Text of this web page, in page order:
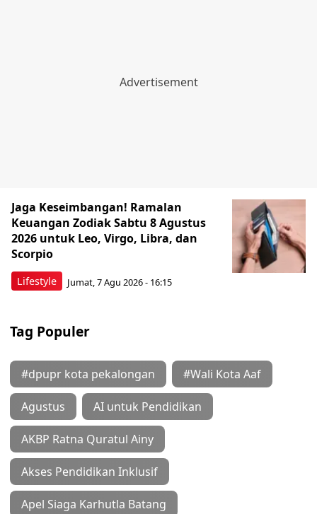
Lifestyle
Jaga Keseimbangan! Ramalan
Keuangan Zodiak Sabtu 8 Agustus
2026 untuk Leo, Virgo, Libra, dan
Scorpio
Jumat, 7 Agu 2026 - 16:15
Tag Populer
#dpupr kota pekalongan #Wali Kota Aaf
Agustus AI untuk Pendidikan
AKBP Ratna Quratul Ainy
Akses Pendidikan Inklusif
Apel Siaga Karhutla Batang